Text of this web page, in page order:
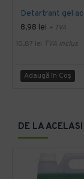
8,98 lei + TVA
10,87 lei TVA inclus
Adaugă în Coş
DE LA